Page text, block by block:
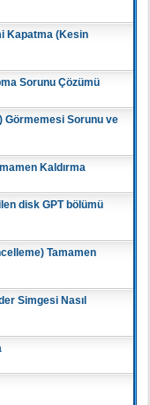
Kapatma (Kesin
Sorunu Çözümü
Görmemesi Sorunu ve
Kaldırma
disk GPT bölümü
Tamamen
Simgesi Nasıl